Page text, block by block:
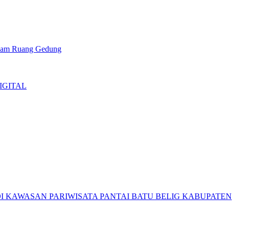
Ruang Gedung
PARIWISATA PANTAI BATU BELIG KABUPATEN